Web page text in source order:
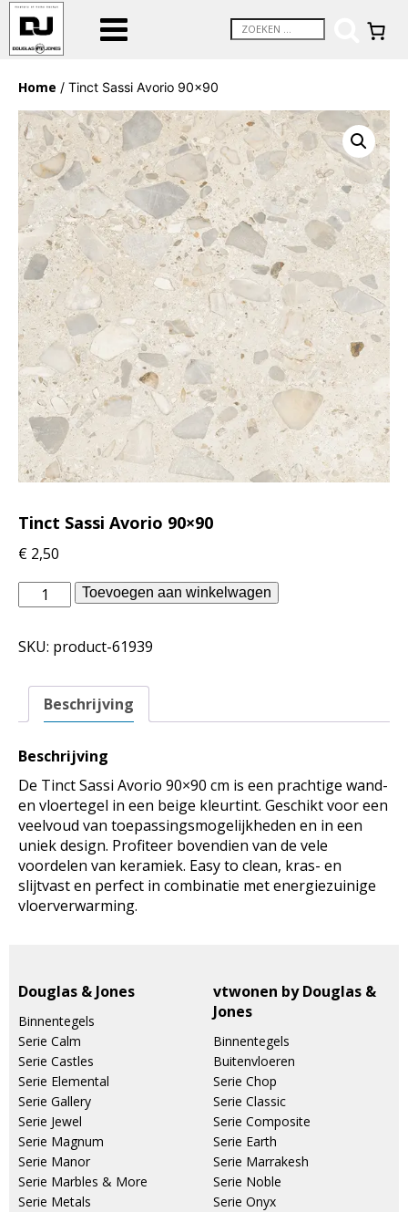
Home / Tinct Sassi Avorio 90×90
Tinct Sassi Avorio 90×90
€ 2,50
Douglas
Jones
-
Sassi
Avorio
aantal
Toevoegen aan winkelwagen
SKU: product-61939
Beschrijving
Beschrijving
De Tinct Sassi Avorio 90×90 cm is een prachtige wand-
en vloertegel in een beige kleurtint. Geschikt voor een
veelvoud van toepassingsmogelijkheden en in een
uniek design. Profiteer bovendien van de vele
voordelen van keramiek. Easy to clean, kras- en
slijtvast en perfect in combinatie met energiezuinige
vloerverwarming.
Douglas & Jones
Binnentegels
Serie Calm
Serie Castles
Serie Elemental
Serie Gallery
Serie Jewel
Serie Magnum
Serie Manor
Serie Marbles & More
Serie Metals
vtwonen by Douglas &
Jones
Binnentegels
Buitenvloeren
Serie Chop
Serie Classic
Serie Composite
Serie Earth
Serie Marrakesh
Serie Noble
Serie Onyx